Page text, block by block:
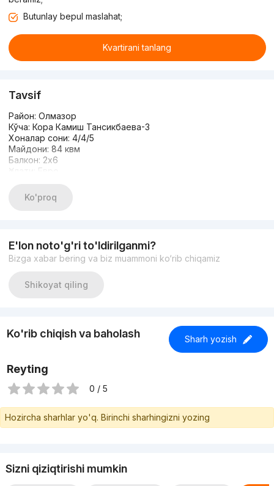
Butunlay bepul maslahat;
Kvartirani tanlang
Tavsif
Район: Олмазор
Кўча: Кора Камиш Тансикбаева-3
Хоналар сони: 4/4/5
Майдони: 84 квм
Балкон: 2х6
Ҳолати: Евро
Қўнғироқ қилинг: 935072657
Ko'proq
E'lon noto'g'ri to'ldirilganmi?
Bizga xabar bering va biz muammoni ko‘rib chiqamiz
Shikoyat qiling
Ko'rib chiqish va baholash Sharh yozish
Reyting
0 / 5
Hozircha sharhlar yo'q. Birinchi sharhingizni yozing
Sizni qiziqtirishi mumkin